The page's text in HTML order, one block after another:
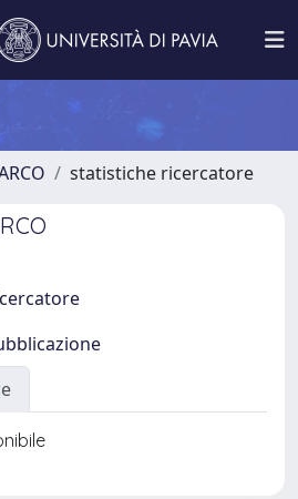
statistiche ricercatore